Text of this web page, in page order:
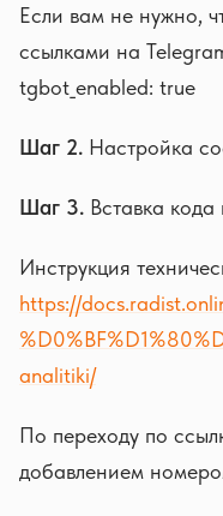
Если вам не нужно,
ссылками на
tgbot_enabled: true
Шаг 2. Настройка
Шаг 3. Вставка кода
Инструкция
https://
analitiki/
По переходу по
добавлением